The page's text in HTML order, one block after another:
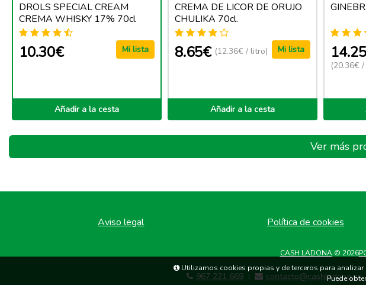
DROLS SPECIAL CREAM
CREMA WHISKY 17% 70cl
10.30€
Añadir a la cesta
Mi lista
CREMA DE LICOR DE ORUJO
CHULIKA 70cl.
8.65€ (12.36€ / litro)
Añadir a la cesta
Mi lista
(20.36€
Ver más
Aviso legal Política de cookies
CASH LADONA© 2026
967 221 669 | contacto@cashladona.es
Utilizamos cookies propias y de terceros para
Puede